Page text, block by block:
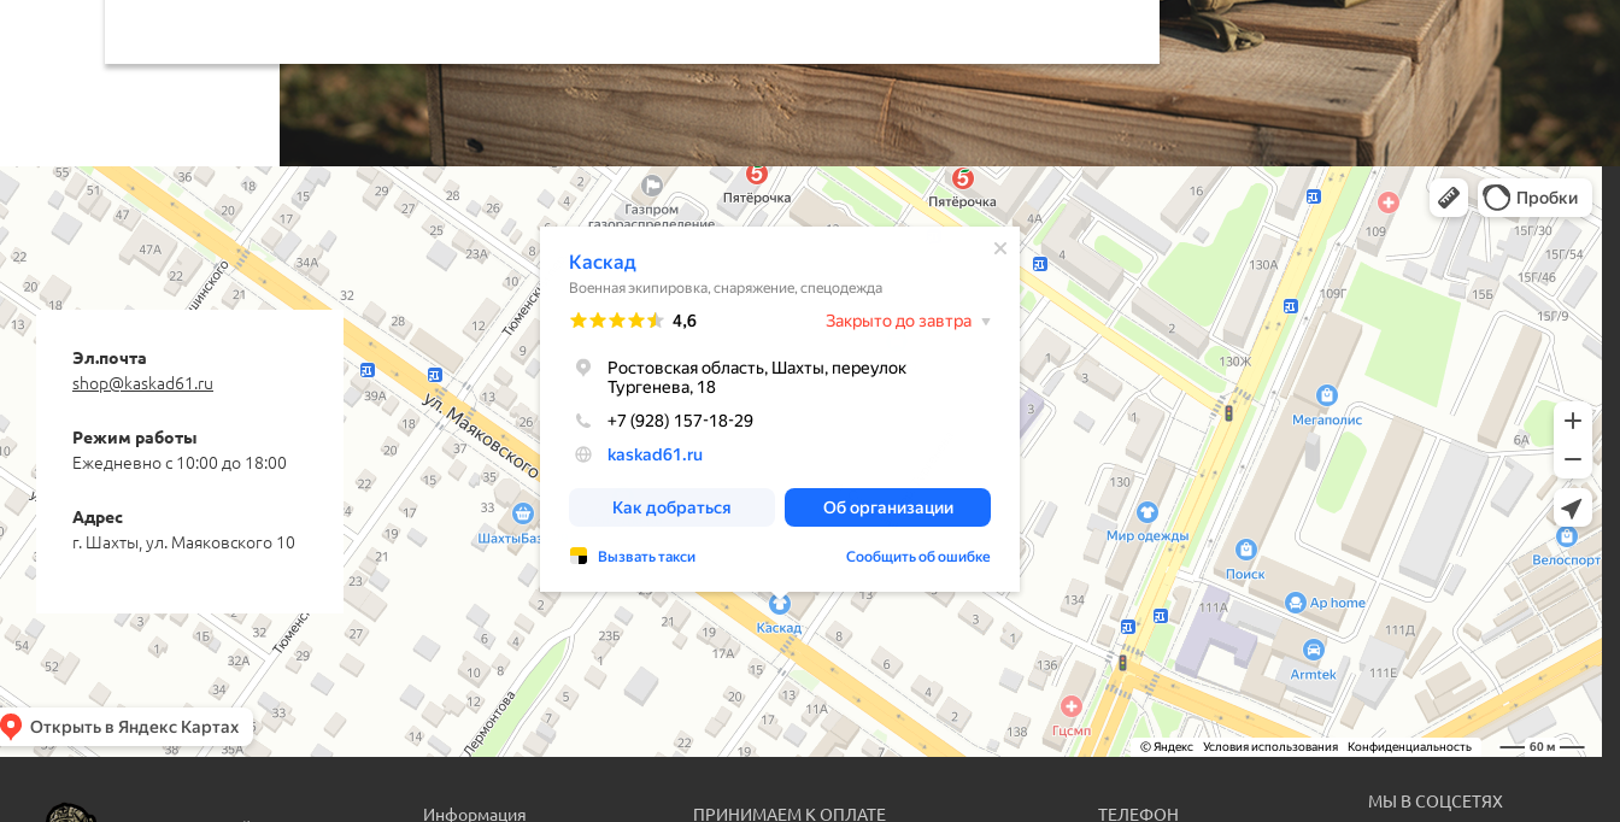
Эл.почта
shop@kaskad61.ru
Режим работы
Ежедневно с 10:00 до 18:00
Адрес
г. Шахты, ул. Маяковского 10
Информация ПРИНИМАЕМ К ОПЛАТЕ ТЕЛЕФОН
МЫ В СОЦСЕТЯХ